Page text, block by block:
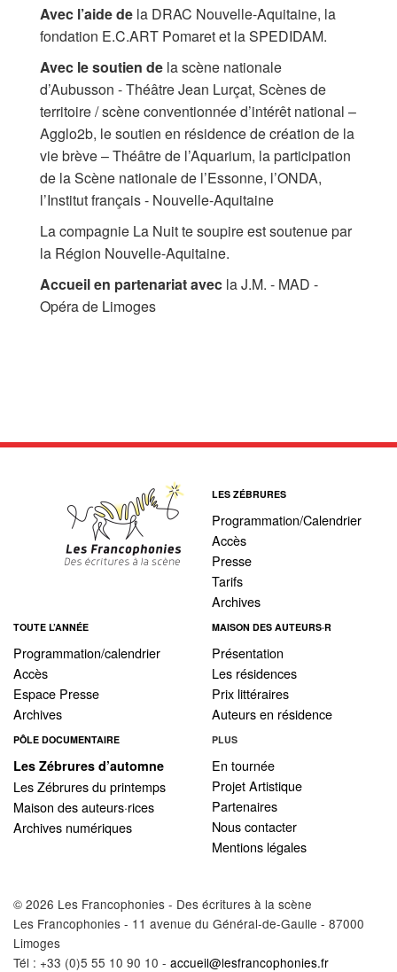
Avec l’aide de la DRAC Nouvelle-Aquitaine, la
fondation E.C.ART Pomaret et la SPEDIDAM.
Avec le soutien de la scène nationale
d’Aubusson - Théâtre Jean Lurçat, Scènes de
territoire / scène conventionnée d’intérêt national –
Agglo2b, le soutien en résidence de création de la
vie brève – Théâtre de l’Aquarium, la participation
de la Scène nationale de l’Essonne, l’ONDA,
l’Institut français - Nouvelle-Aquitaine
La compagnie La Nuit te soupire est soutenue par
la Région Nouvelle-Aquitaine.
Accueil en partenariat avec la J.M. - MAD -
Opéra de Limoges
LES ZÉBRURES
Programmation/Calendrier
Accès
Presse
Tarifs
Archives
TOUTE L’ANNÉE
Programmation/calendrier
Accès
Espace Presse
Archives
MAISON DES AUTEURS·R
Présentation
Les résidences
Prix littéraires
Auteurs en résidence
PÔLE DOCUMENTAIRE
Les Zébrures d’automne
Les Zébrures du printemps
Maison des auteurs·rices
Archives numériques
PLUS
En tournée
Projet Artistique
Partenaires
Nous contacter
Mentions légales
© 2026 Les Francophonies - Des écritures à la scène
Les Francophonies - 11 avenue du Général-de-Gaulle - 87000
Limoges
Tél : +33 (0)5 55 10 90 10 - accueil@lesfrancophonies.fr